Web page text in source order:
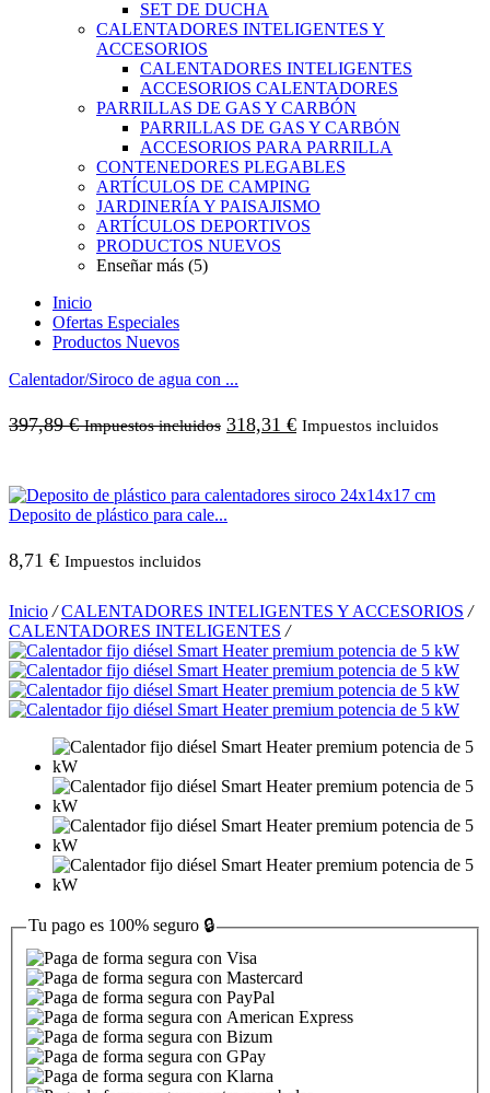
SET DE DUCHA
CALENTADORES INTELIGENTES Y
ACCESORIOS
CALENTADORES INTELIGENTES
ACCESORIOS CALENTADORES
PARRILLAS DE GAS Y CARBÓN
PARRILLAS DE GAS Y CARBÓN
ACCESORIOS PARA PARRILLA
CONTENEDORES PLEGABLES
ARTÍCULOS DE CAMPING
JARDINERÍA Y PAISAJISMO
ARTÍCULOS DEPORTIVOS
PRODUCTOS NUEVOS
Enseñar más (5)
Inicio
Ofertas Especiales
Productos Nuevos
Calentador/Siroco de agua con ...
397,89€ Impuestos incluidos 318,31 € Impuestos incluidos
Deposito de plástico para cale...
8,71 € Impuestos incluidos
Inicio / CALENTADORES INTELIGENTES Y ACCESORIOS /
CALENTADORES INTELIGENTES /
Tu pago es 100% seguro 🔒